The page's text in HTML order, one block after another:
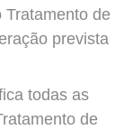
Tratamento de
prevista
todas as
de